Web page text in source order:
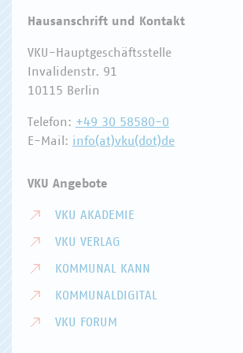
Hausanschrift und Kontakt
VKU-Hauptgeschäftsstelle
Invalidenstr. 91
10115 Berlin
Telefon: +49 30 58580-0
E-Mail: info(at)vku(dot)de
VKU Angebote
VKU AKADEMIE
VKU VERLAG
KOMMUNAL KANN
KOMMUNALDIGITAL
VKU FORUM